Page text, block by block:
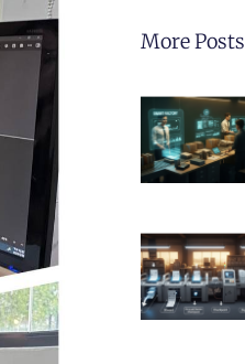
More Posts